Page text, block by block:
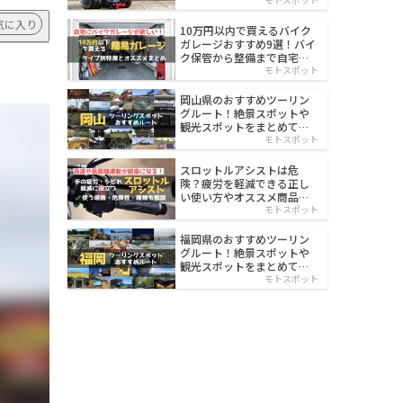
に入り
10万円以内で買えるバイク
ガレージおすすめ9選！バイ
ク保管から整備まで自宅で
モトスポット
岡山県のおすすめツーリン
グルート！絶景スポットや
観光スポットをまとめて紹
モトスポット
スロットルアシストは危
険？疲労を軽減できる正し
い使い方やオススメ商品を
モトスポット
福岡県のおすすめツーリン
グルート！絶景スポットや
観光スポットをまとめて紹
モトスポット